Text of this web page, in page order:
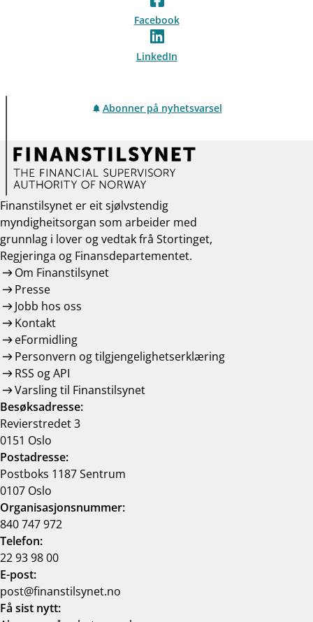
Facebook
LinkedIn
Abonner på nyhetsvarsel
Finanstilsynet er eit sjølvstendig
myndigheitsorgan som arbeider med
grunnlag i lover og vedtak frå Stortinget,
Regjeringa og Finansdepartementet.
Om Finanstilsynet
Presse
Jobb hos oss
Kontakt
eFormidling
Personvern og tilgjengelighetserklæring
RSS og API
Varsling til Finanstilsynet
Besøksadresse:
Revierstredet 3
0151 Oslo
Postadresse:
Postboks 1187 Sentrum
0107 Oslo
Organisasjonsnummer:
840 747 972
Telefon:
22 93 98 00
E-post:
post@finanstilsynet.no
Få sist nytt: